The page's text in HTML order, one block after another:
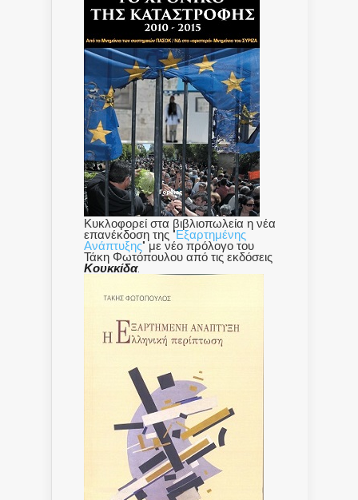
Κυκλοφορεί στα βιβλιοπωλεία η νέα
επανέκδοση της "Εξαρτημένης
Ανάπτυξης" με νέο πρόλογο του
Τάκη Φωτόπουλου από τις εκδόσεις
Κουκκίδα.